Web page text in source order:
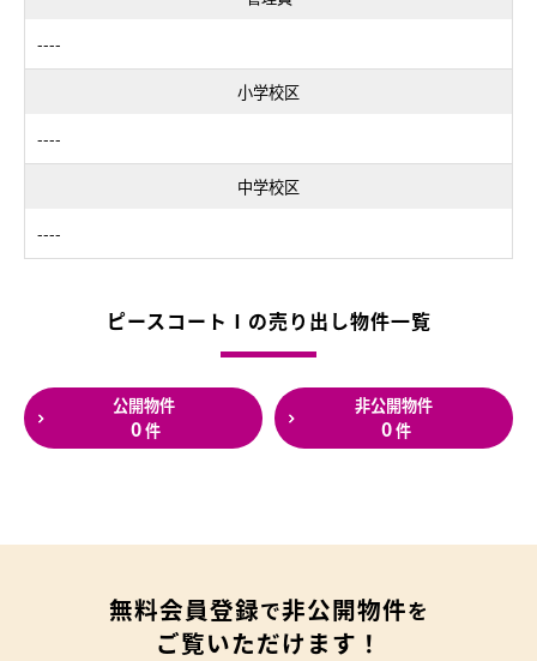
----
小学校区
----
中学校区
----
ピースコートⅠの売り出し物件一覧
公開物件
0件
非公開物件
0件
無料会員登録で非公開物件を
ご覧いただけます！